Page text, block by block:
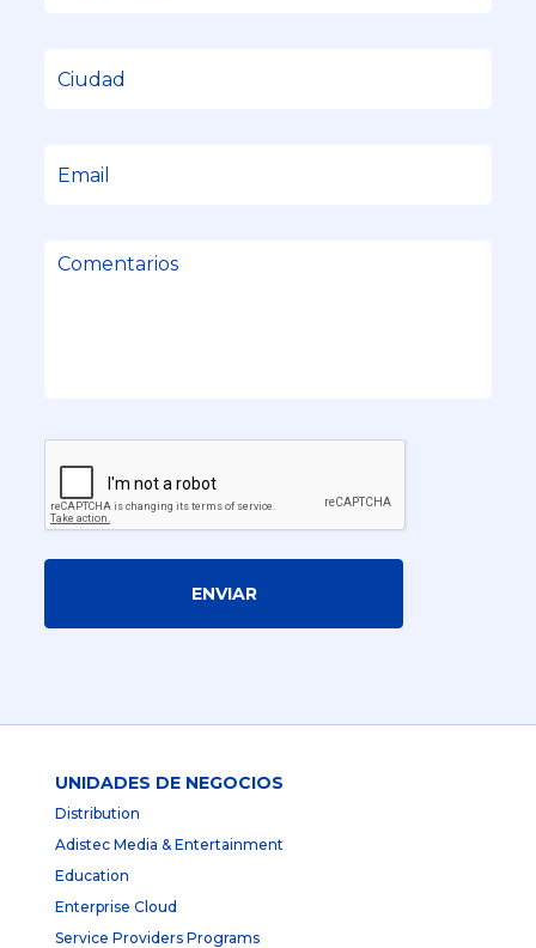
ENVIAR
UNIDADES DE NEGOCIOS
Distribution
Adistec Media & Entertainment
Education
Enterprise Cloud
Service Providers Programs